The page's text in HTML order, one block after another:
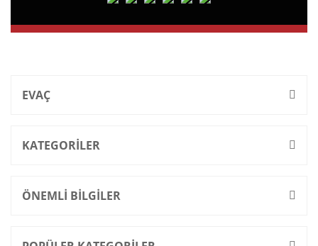
EVAÇ
KATEGORİLER
ÖNEMLİ BİLGİLER